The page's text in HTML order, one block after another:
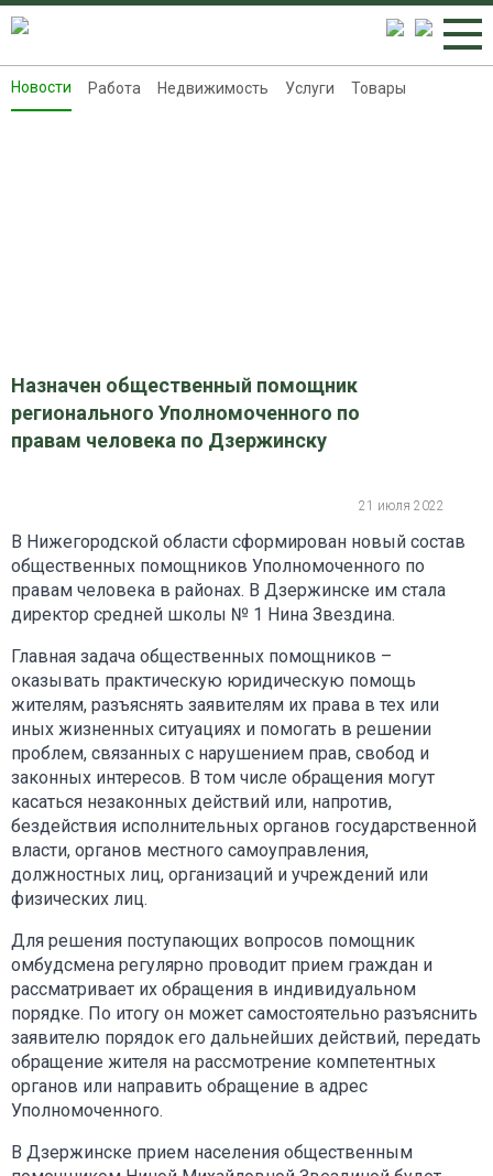
Новости
Новости Работа Недвижимость Услуги Товары
Назначен общественный помощник
регионального Уполномоченного по
правам человека по Дзержинску
21 июля 2022
В Нижегородской области сформирован новый состав
общественных помощников Уполномоченного по
правам человека в районах. В Дзержинске им стала
директор средней школы № 1 Нина Звездина.
Главная задача общественных помощников –
оказывать практическую юридическую помощь
жителям, разъяснять заявителям их права в тех или
иных жизненных ситуациях и помогать в решении
проблем, связанных с нарушением прав, свобод и
законных интересов. В том числе обращения могут
касаться незаконных действий или, напротив,
бездействия исполнительных органов государственной
власти, органов местного самоуправления,
должностных лиц, организаций и учреждений или
физических лиц.
Для решения поступающих вопросов помощник
омбудсмена регулярно проводит прием граждан и
рассматривает их обращения в индивидуальном
порядке. По итогу он может самостоятельно разъяснить
заявителю порядок его дальнейших действий, передать
обращение жителя на рассмотрение компетентных
органов или направить обращение в адрес
Уполномоченного.
В Дзержинске прием населения общественным